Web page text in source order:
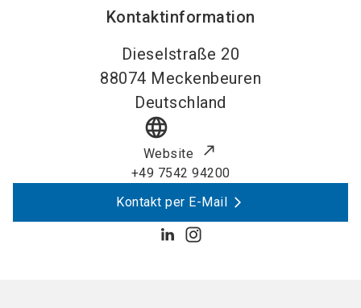
Kontaktinformation
Dieselstraße 20
88074 Meckenbeuren
Deutschland
language
Website
+49 7542 94200
Kontakt per E-Mail